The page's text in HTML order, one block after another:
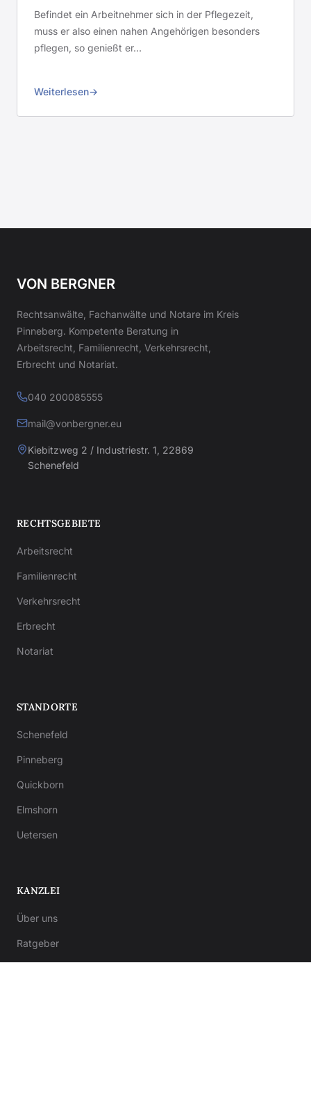
Befindet ein Arbeitnehmer sich in der Pflegezeit,
muss er also einen nahen Angehörigen besonders
pflegen, so genießt er…
Weiterlesen
VON BERGNER
Rechtsanwälte, Fachanwälte und Notare im Kreis
Pinneberg. Kompetente Beratung in
Arbeitsrecht, Familienrecht, Verkehrsrecht,
Erbrecht und Notariat.
040 200085555
mail@vonbergner.eu
Kiebitzweg 2 / Industriestr. 1, 22869
Schenefeld
RECHTSGEBIETE
Arbeitsrecht
Familienrecht
Verkehrsrecht
Erbrecht
Notariat
STANDORTE
Schenefeld
Pinneberg
Quickborn
Elmshorn
Uetersen
KANZLEI
Über uns
Ratgeber